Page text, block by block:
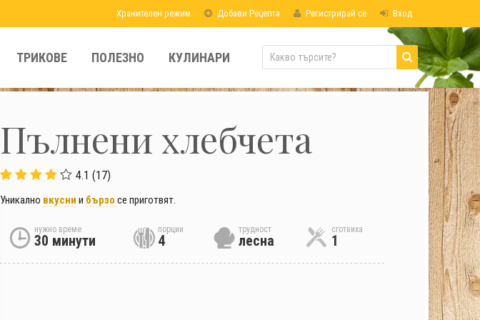
Хранителен режим Добави Рецепта Регистрирай се Вход
ТРИКОВЕ ПОЛЕЗНО КУЛИНАРИ
Пълнени хлебчета
4.1 (17)
Уникално вкусни и бързо се приготвят.
нужно време
30 минути
порции
4
трудност
лесна
сготвиха
1